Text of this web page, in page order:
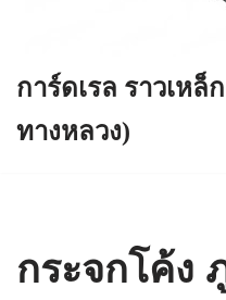
การ์ดเรล ราวเหล็
ทางหลวง)
กระจกโค้ง